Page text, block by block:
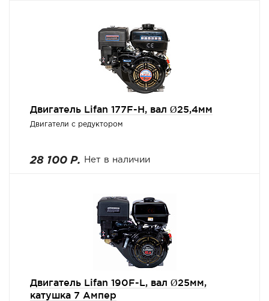
Двигатель Lifan 177F-H, вал Ø25,4мм
Двигатели с редуктором
28 100 Р. Нет в наличии
Двигатель Lifan 190F-L, вал Ø25мм,
катушка 7 Ампер